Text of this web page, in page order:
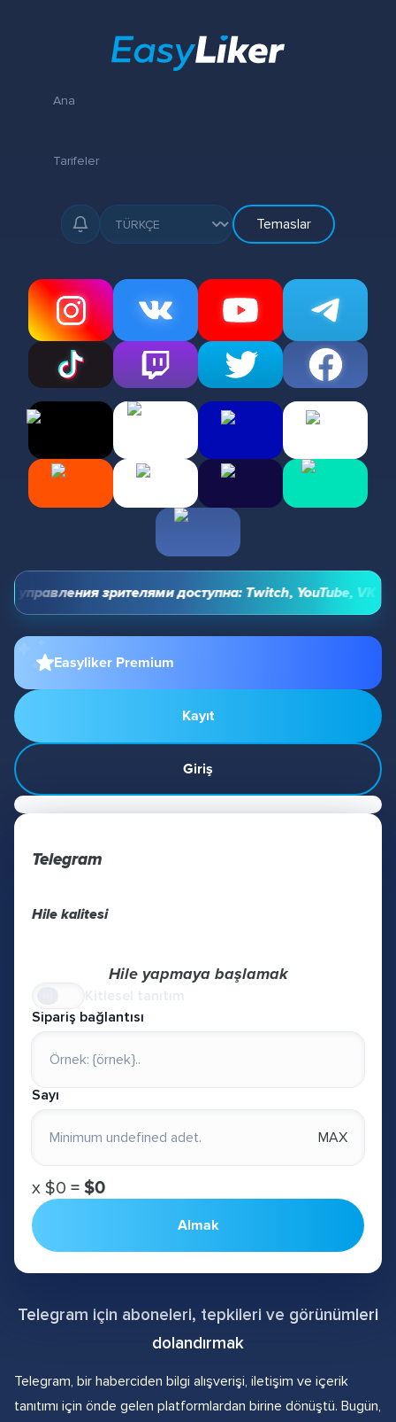
Ana
Tarifeler
Temaslar
управления зрителями доступна: Twitch, YouTube, VK
Easyliker Premium
Kayıt
Giriş
Telegram
Hile kalitesi
Hile yapmaya başlamak
Sipariş bağlantısı
Sayı
MAX
х $0 = $0
Almak
Telegram için aboneleri, tepkileri ve görünümleri
dolandırmak
Telegram, bir haberciden bilgi alışverişi, iletişim ve içerik
tanıtımı için önde gelen platformlardan birine dönüştü. Bugün,